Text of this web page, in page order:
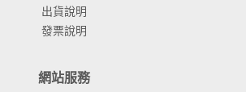
出貨說明
發票說明
網站服務